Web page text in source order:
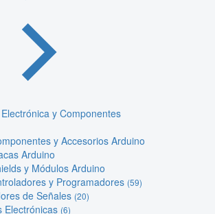
y Componentes
y Accesorios Arduino
Arduino
y Módulos Arduino
y Programadores (59)
de Señales (20)
Electrónicas (6)